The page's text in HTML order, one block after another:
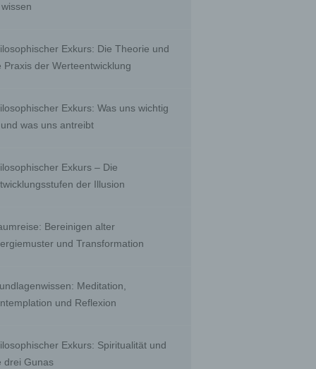
Exkurs: Die Theorie und
Praxis der Werteentwicklung
Exkurs: Was uns wichtig
was uns antreibt
Exkurs – Die
der Illusion
Bereinigen alter
und Transformation
Meditation,
und Reflexion
Exkurs: Spiritualität und
drei Gunas
to
with
than